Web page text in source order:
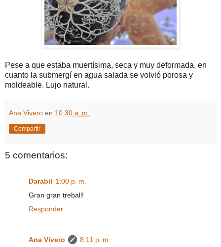
Pese a que estaba muertísima, seca y muy deformada, en
cuanto la submergí en agua salada se volvió porosa y
moldeable. Lujo natural.
Ana Vivero en 10:30 a. m.
Compartir
5 comentarios:
Darabil 1:00 p. m.
Gran gran treball!
Responder
Ana Vivero
8:11 p. m.